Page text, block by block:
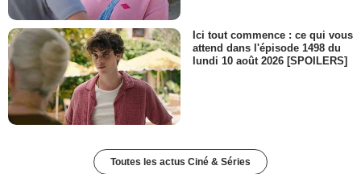
Ici tout commence : ce qui vous
attend dans l'épisode 1498 du
lundi 10 août 2026 [SPOILERS]
Toutes les actus Ciné & Séries